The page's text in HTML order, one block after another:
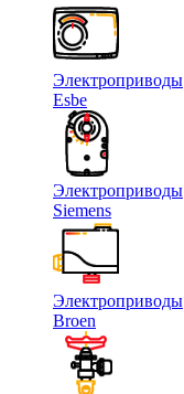
Электроприводы
Esbe
Электроприводы
Siemens
Электроприводы
Broen